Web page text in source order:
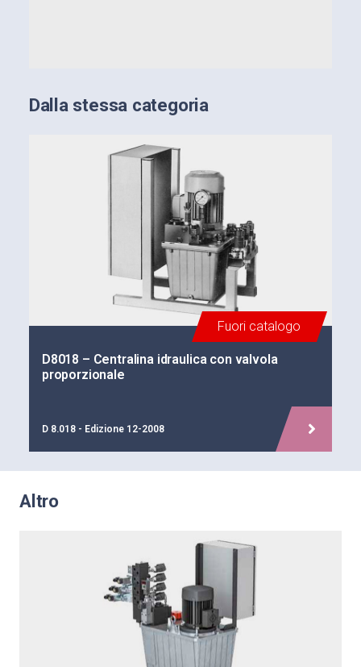
Dalla stessa categoria
D8018 – Centralina idraulica con valvola
proporzionale
Fuori catalogo
D 8.018 - Edizione 12-2008
Altro